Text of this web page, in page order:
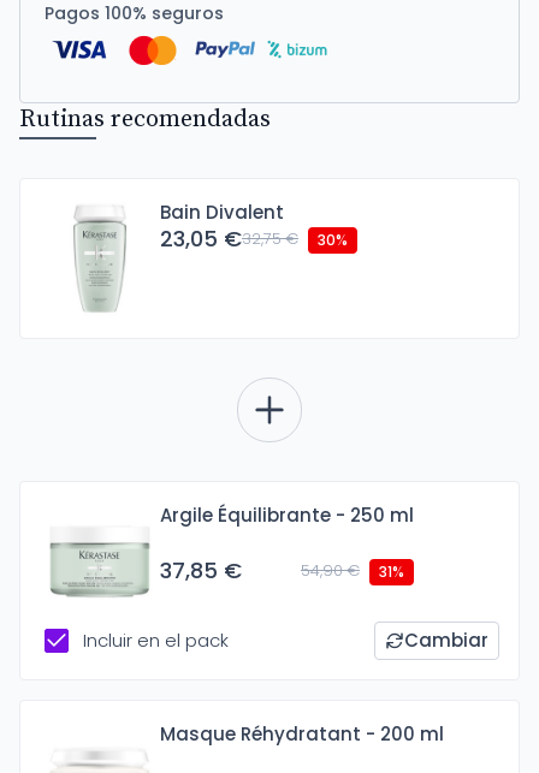
Pagos 100% seguros
Rutinas recomendadas
Bain Divalent
23,05 €32,75 € 30%
Argile Équilibrante - 250 ml
37,85 € 54,90 € 31%
Incluir en el pack Cambiar
Masque Réhydratant - 200 ml